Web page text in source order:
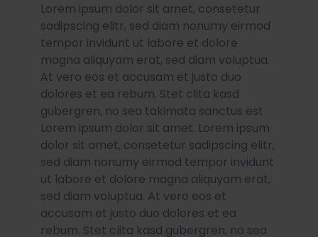
Lorem ipsum dolor sit amet, consetetur
sadipscing elitr, sed diam nonumy eirmod
tempor invidunt ut labore et dolore
magna aliquyam erat, sed diam voluptua.
At vero eos et accusam et justo duo
dolores et ea rebum. Stet clita kasd
gubergren, no sea takimata sanctus est
Lorem ipsum dolor sit amet. Lorem ipsum
dolor sit amet, consetetur sadipscing elitr,
sed diam nonumy eirmod tempor invidunt
ut labore et dolore magna aliquyam erat,
sed diam voluptua. At vero eos et
accusam et justo duo dolores et ea
rebum. Stet clita kasd gubergren, no sea